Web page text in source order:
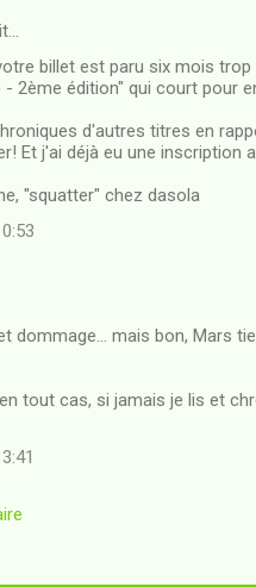
billet est paru six mois
- 2ème édition" qui court pour
d'autres titres en
Et j'ai déjà eu une
"squatter" chez dasola
dommage... mais bon, Mars
tout cas, si jamais je lis et